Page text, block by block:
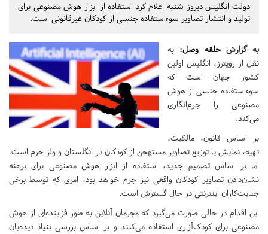
دولت انگلیس دیروز شنبه اعلام کرد استفاده از ابزار هوش مصنوعی برای
تولید و انتشار تصاویر سوءاستفاده جنسی از کودکان غیرقانونی است.
به گزارشحلقه وصل: به
نقل از رویترز، انگلیس اولین
کشور جهان است که
سوءاستفاده جنسی از هوش
مصنوعی را جرم‌انگاری
می‌کند.
بر اساس قانون، مالکیت،
تهیه، نمایش یا توزیع تصاویر مستهجن از کودکان در انگلستان و ولز جرم است.
اما بر اساس تصمیم جدید، استفاده از ابزار هوش مصنوعی برای برهنه
نشان‌دادن تصاویر کودکان واقعی نیز جرم خواهد بود، امری که توسط برخی
جنایت‌کاران اینترنتی در حال گسترش است.
این اقدام در حالی صورت می‌گیرد که مجرمان آنلاین به طور فزاینده‌ای از هوش
مصنوعی برای کودک‌آزاری استفاده می‌کنند و بر اساس بررسی بنیاد دیده‌بان